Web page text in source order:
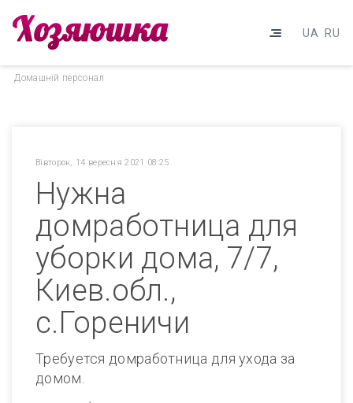
UA RU
Домашнiй персонал
Вівторок, 14 вересня 2021 08:25
Нужна
домработница для
уборки дома, 7/7,
Киев.обл.,
с.Гореничи
Требуется домработница для ухода за
домом.